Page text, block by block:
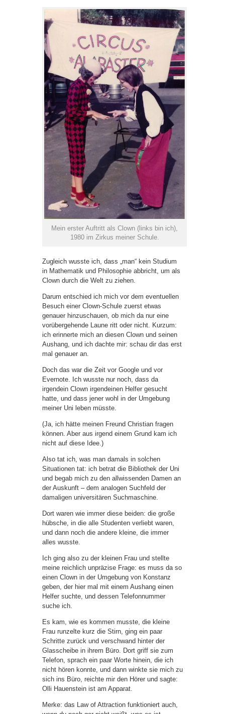
Mein erster Auftritt als Clown (links bin ich),
1980 im Zirkus meiner Schule.
Zugleich wusste ich, dass „man“ kein Studium
in Mathematik und Philosophie abbricht, um als
Clown durch die Welt zu ziehen.
Darum entschied ich mich vor dem eventuellen
Besuch einer Clown-Schule zuerst etwas
genauer hinzuschauen, ob mich da nur eine
vorübergehende Laune ritt oder nicht. Kurzum:
ich erinnerte mich an diesen Clown und seinen
Aushang, und ich dachte mir: schau dir das erst
mal genauer an.
Doch das war die Zeit vor Google und vor
Evernote. Ich wusste nur noch, dass da
irgendein Clown irgendeinen Helfer gesucht
hatte, und dass jener wohl in der Umgebung
meiner Uni leben müsste.
(Ja, ich hätte meinen Freund Christian fragen
können. Aber aus irgend einem Grund kam ich
nicht auf diese Idee.)
Also tat ich, was man damals in solchen
Situationen tat: ich betrat die Bibliothek der Uni
und begab mich zu den allwissenden Damen an
der Auskunft – dem analogen Suchfeld der
damaligen universitären Suchmaschine.
Dort waren wie immer diese beiden: die große
hübsche, in die alle Studenten verliebt waren,
und dann noch die andere kleine, die immer
alles wusste.
Ich ging also zu der kleinen Frau und stellte
meine reichlich unpräzise Frage: es muss da so
einen Clown in der Umgebung von Konstanz
geben, der hier mal mit einem Aushang einen
Helfer suchte, und dessen Telefonnummer
suche ich.
Es kam, wie es kommen musste, die kleine
Frau runzelte kurz die Stirn, ging ein paar
Schritte zurück und verschwand hinter der
Glasscheibe in ihrem Büro. Dort griff sie zum
Telefon, sprach ein paar Worte hinein, die ich
nicht hören konnte, und dann winkte sie mich zu
sich ins Büro, reichte mir den Hörer und sagte:
Olli Hauenstein ist am Apparat.
Merke: das Law of Attraction funktioniert auch,